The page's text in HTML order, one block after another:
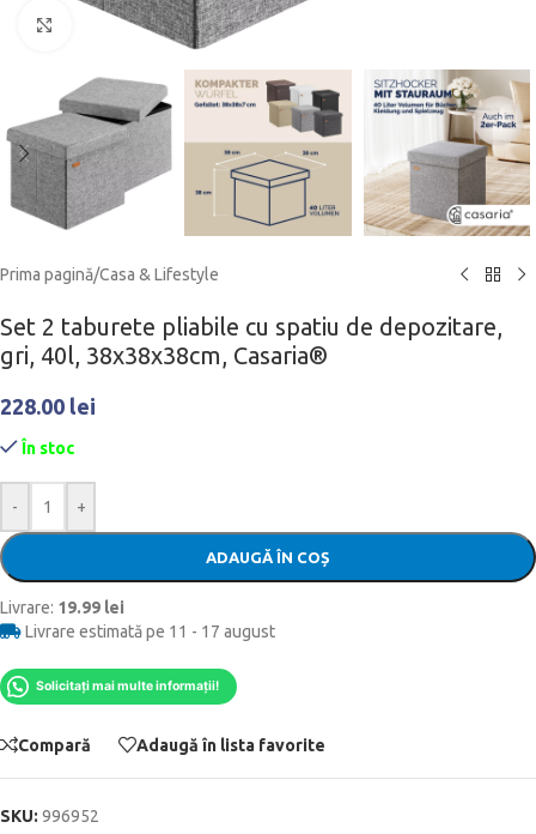
Click to enlarge
Prima pagină/Casa & Lifestyle
Set 2 taburete pliabile cu spatiu de depozitare,
gri, 40l, 38x38x38cm, Casaria®
228.00 lei
În stoc
- +
ADAUGĂ ÎN COȘ
Livrare: 19.99 lei
Livrare estimată pe 11 - 17 august
Solicitați mai multe informații!
Compară Adaugă în lista favorite
SKU: 996952